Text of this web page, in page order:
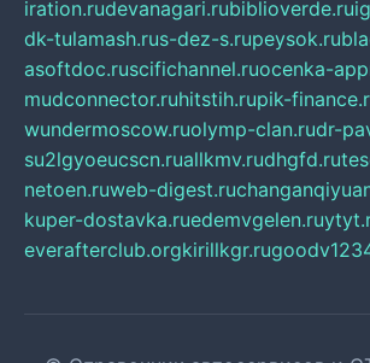
iration.rudevanagari.rubiblioverde.ru
dk-tulamash.rus-dez-s.rupeysok.ru
asoftdoc.ruscifichannel.ruocenka-
mudconnector.ruhitstih.rupik-
wundermoscow.ruolymp-clan.rudr-
su2lgyoeucscn.ruallkmv.rudhgfd.ru
netoen.ruweb-digest.ru
kuper-dostavka.ruedemvgelen.ru
everafterclub.orgkirillkgr.ru